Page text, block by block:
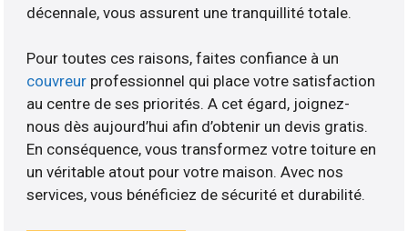
décennale, vous assurent une tranquillité totale.
Pour toutes ces raisons, faites confiance à un
couvreur professionnel qui place votre satisfaction
au centre de ses priorités. A cet égard, joignez-
nous dès aujourd’hui afin d’obtenir un devis gratis.
En conséquence, vous transformez votre toiture en
un véritable atout pour votre maison. Avec nos
services, vous bénéficiez de sécurité et durabilité.